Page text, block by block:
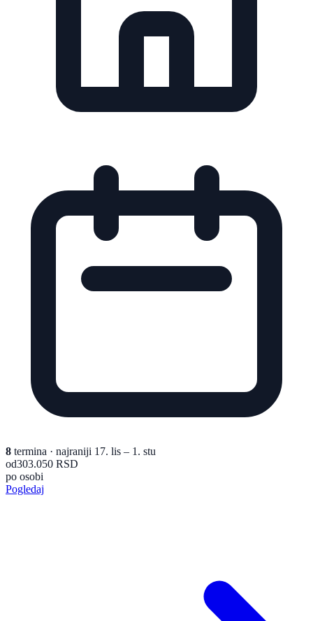
8 termina · najraniji 17. lis – 1. stu
od303.050 RSD
po osobi
Pogledaj